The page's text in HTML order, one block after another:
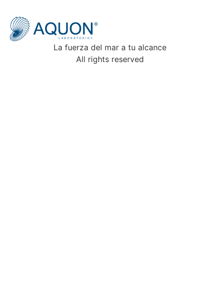
La fuerza del mar a tu alcance
All rights reserved